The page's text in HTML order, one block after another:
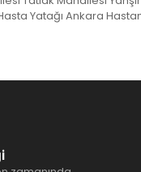
Yatağı Ankara